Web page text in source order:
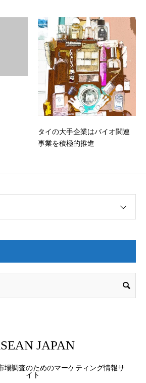
タイの大手企業はバイオ関連
事業を積極的推進
JAPAN
場調査のためのマーケティング情報サ
イト